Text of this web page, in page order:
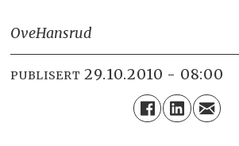
OveHansrud
PUBLISERT 29.10.2010 - 08:00